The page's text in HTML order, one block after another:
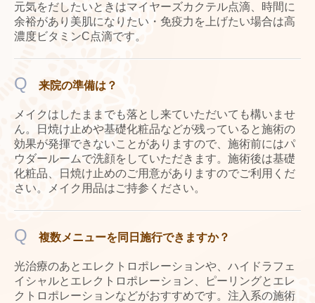
元気をだしたいときはマイヤーズカクテル点滴、時間に
余裕があり美肌になりたい・免疫力を上げたい場合は高
濃度ビタミンC点滴です。
Q 来院の準備は？
メイクはしたままでも落とし来ていただいても構いませ
ん。日焼け止めや基礎化粧品などが残っていると施術の
効果が発揮できないことがありますので、施術前にはパ
ウダールームで洗顔をしていただきます。施術後は基礎
化粧品、日焼け止めのご用意がありますのでご利用くだ
さい。メイク用品はご持参ください。
Q 複数メニューを同日施行できますか？
光治療のあとエレクトロポレーションや、ハイドラフェ
イシャルとエレクトロポレーション、ピーリングとエレ
クトロポレーションなどがおすすめです。注入系の施術